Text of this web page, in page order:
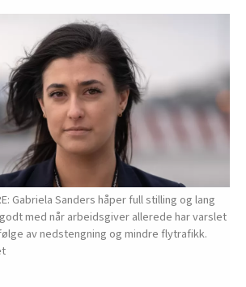
Gabriela Sanders håper full stilling og lang
med når arbeidsgiver allerede har varslet
av nedstengning og mindre flytrafikk.